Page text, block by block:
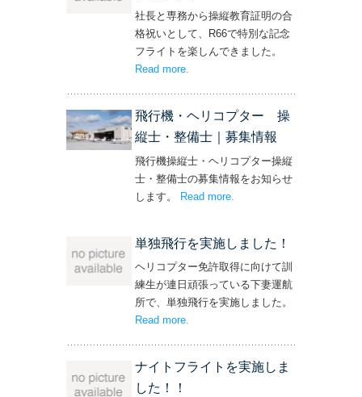
社長と専務から操縦教育証明の合
格祝いとして、R66で特別な記念
フライトを楽しんできました。
Read more– ‘社長と専務からの嬉しいプレゼン
.
飛行機・ヘリコプター 操
縦士・整備士｜募集情報
飛行機操縦士・ヘリコプター操縦
士・整備士の募集情報をお知らせ
します。 Read more
単独飛行を実施しました！
ヘリコプター免許取得に向けて訓
練生が連日頑張っている下妻運航
所で、単独飛行を実施しました。
Read more– ‘単独飛行を実施しました！’
.
ナイトフライトを実施しま
した！！